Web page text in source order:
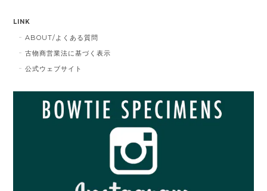
LINK
ABOUT/よくある質問
古物商営業法に基づく表示
公式ウェブサイト